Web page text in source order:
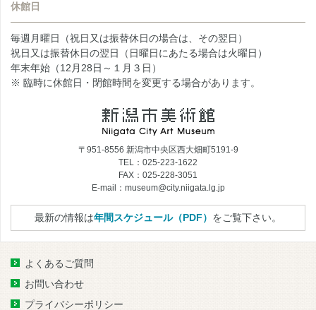
休館日
毎週月曜日（祝日又は振替休日の場合は、その翌日）
祝日又は振替休日の翌日（日曜日にあたる場合は火曜日）
年末年始（12月28日～１月３日）
※ 臨時に休館日・閉館時間を変更する場合があります。
〒951-8556 新潟市中央区西大畑町5191-9
TEL：025-223-1622
FAX：025-228-3051
E-mail：museum@city.niigata.lg.jp
最新の情報は年間スケジュール（PDF） をご覧下さい。
よくあるご質問
お問い合わせ
プライバシーポリシー